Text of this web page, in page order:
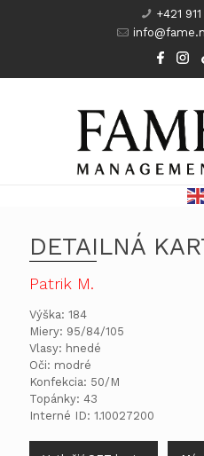
+421
DETAILNÁ
Patrik M.
Výška: 184
Miery: 95/84/105
Vlasy: hnedé
Oči: modré
Konfekcia: 50/M
Topánky: 43
Interné ID: 1.10027200